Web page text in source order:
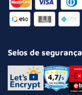
Selos de segurança